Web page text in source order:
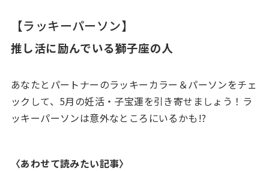
【ラッキーパーソン】
推し活に励んでいる獅子座の人
あなたとパートナーのラッキーカラー＆パーソンをチェ
ックして、5月の妊活・子宝運を引き寄せましょう！ラ
ッキーパーソンは意外なところにいるかも!?
〈あわせて読みたい記事〉